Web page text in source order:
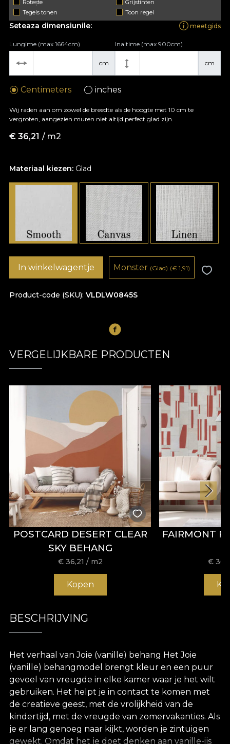
Rotește
Grijstinten
Tegels tonen
Toon regel
Materiaal kiezen: Glad
Seteaza dimensiunile: meetgids
cm
Lungime (max 1664cm)
cm
Inaltime (max 900cm)
Centimeters inches
Wij raden aan om zowel de breedte als de hoogte met 10 cm te
vergroten, aangezien muren niet altijd perfect glad zijn.
€ 36,21 / m2
Product-code (SKU) VLDLW0845S
In winkelwagentje Monster (Glad) (€ 1,91)
VERGELIJKBARE PRODUCTEN
POSTCARD DESERT CLEAR
SKY BEHANG
€ 36,21 / m2
Kopen
FAIRMONT
€
BESCHRIJVING
Het verhaal van Joie (vanille) behang Het Joie
(vanille) behangmodel brengt kleur en een puur
gevoel van vreugde in elke kamer waar je het wilt
gebruiken. Het helpt je in contact te komen met
de creatieve geest, met de vrolijkheid van de
kindertijd, met de vreugde van zomervakanties. Als
je er lang genoeg naar kijkt, worden je zintuigen
gewekt. Omdat het je doet denken aan vanille-ijs